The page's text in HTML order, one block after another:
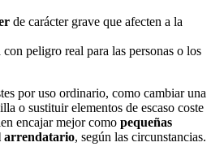
de carácter grave que afecten a la
peligro real para las personas o los
por uso ordinario, como cambiar una
o sustituir elementos de escaso coste
encajar mejor como pequeñas
arrendatario, según las circunstancias.